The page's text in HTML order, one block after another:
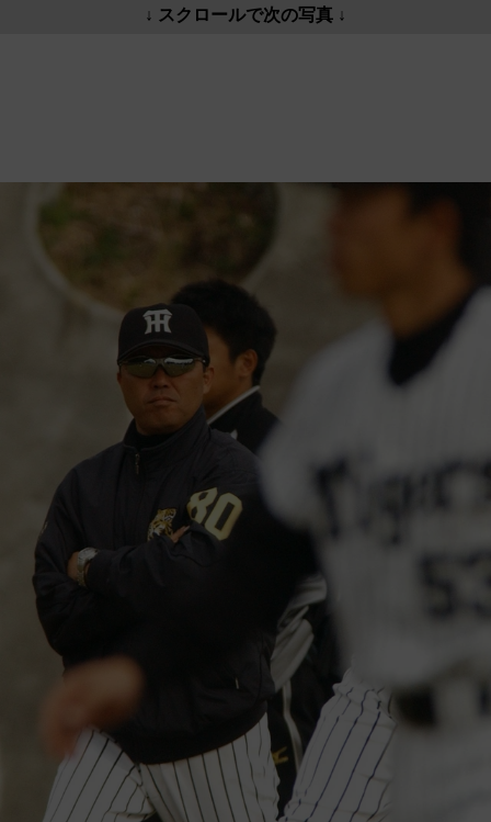
↓ スクロールで次の写真 ↓